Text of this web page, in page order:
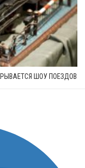
ШОУ ПОЕЗДОВ